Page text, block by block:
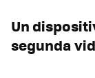
Un
segunda